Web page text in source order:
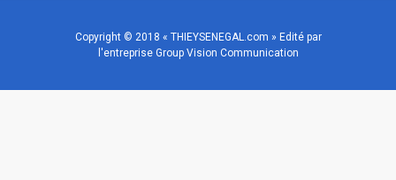
Copyright © 2018 « THIEYSENEGAL.com » Edité par
l'entreprise Group Vision Communication